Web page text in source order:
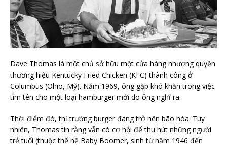
Dave Thomas là một chủ sở hữu một cửa hàng nhượng quyền
thương hiệu Kentucky Fried Chicken (KFC) thành công ở
Columbus (Ohio, Mỹ). Năm 1969, ông gặp khó khăn trong việc
tìm tên cho một loại hamburger mới do ông nghĩ ra.
Thời điểm đó, thị trường burger đang trở nên bão hòa. Tuy
nhiên, Thomas tin rằng vẫn có cơ hội để thu hút những người
trẻ tuổi (thuộc thế hệ Baby Boomer, sinh từ năm 1946 đến